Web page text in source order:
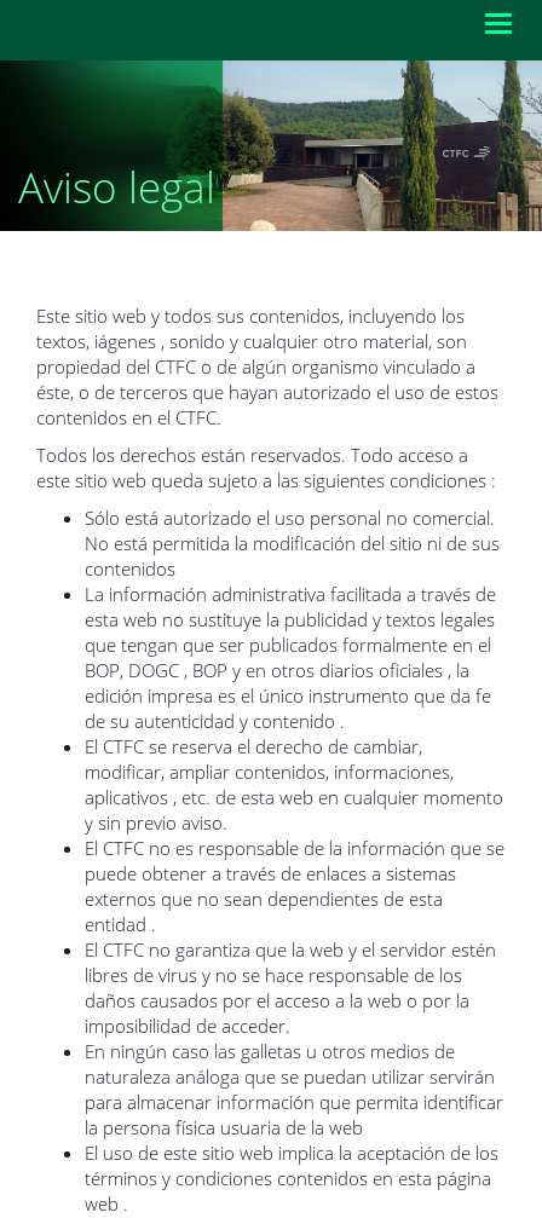
Aviso legal
Este sitio web y todos sus contenidos, incluyendo los
textos, iágenes , sonido y cualquier otro material, son
propiedad del CTFC o de algún organismo vinculado a
éste, o de terceros que hayan autorizado el uso de estos
contenidos en el CTFC.
Todos los derechos están reservados. Todo acceso a
este sitio web queda sujeto a las siguientes condiciones :
Sólo está autorizado el uso personal no comercial.
No está permitida la modificación del sitio ni de sus
contenidos
La información administrativa facilitada a través de
esta web no sustituye la publicidad y textos legales
que tengan que ser publicados formalmente en el
BOP, DOGC , BOP y en otros diarios oficiales , la
edición impresa es el único instrumento que da fe
de su autenticidad y contenido .
El CTFC se reserva el derecho de cambiar,
modificar, ampliar contenidos, informaciones,
aplicativos , etc. de esta web en cualquier momento
y sin previo aviso.
El CTFC no es responsable de la información que se
puede obtener a través de enlaces a sistemas
externos que no sean dependientes de esta
entidad .
El CTFC no garantiza que la web y el servidor estén
libres de virus y no se hace responsable de los
daños causados ​​por el acceso a la web o por la
imposibilidad de acceder.
En ningún caso las galletas u otros medios de
naturaleza análoga que se puedan utilizar servirán
para almacenar información que permita identificar
la persona física usuaria de la web
El uso de este sitio web implica la aceptación de los
términos y condiciones contenidos en esta página
web .